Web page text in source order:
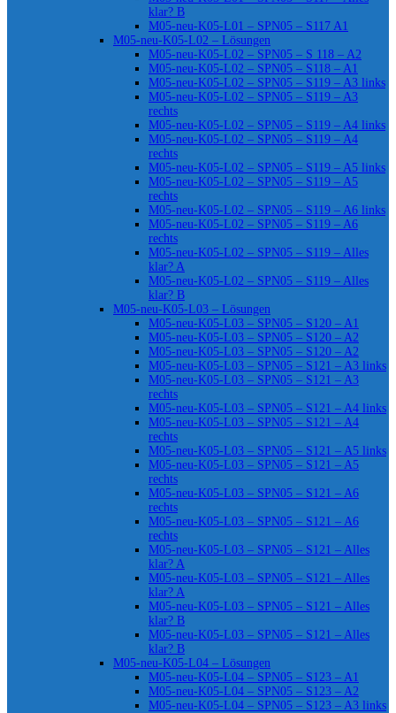
klar? B
M05-neu-K05-L01 – SPN05 – S117 A1
M05-neu-K05-L02 – Lösungen
M05-neu-K05-L02 – SPN05 – S 118 – A2
M05-neu-K05-L02 – SPN05 – S118 – A1
M05-neu-K05-L02 – SPN05 – S119 – A3 links
M05-neu-K05-L02 – SPN05 – S119 – A3
rechts
M05-neu-K05-L02 – SPN05 – S119 – A4 links
M05-neu-K05-L02 – SPN05 – S119 – A4
rechts
M05-neu-K05-L02 – SPN05 – S119 – A5 links
M05-neu-K05-L02 – SPN05 – S119 – A5
rechts
M05-neu-K05-L02 – SPN05 – S119 – A6 links
M05-neu-K05-L02 – SPN05 – S119 – A6
rechts
M05-neu-K05-L02 – SPN05 – S119 – Alles
klar? A
M05-neu-K05-L02 – SPN05 – S119 – Alles
klar? B
M05-neu-K05-L03 – Lösungen
M05-neu-K05-L03 – SPN05 – S120 – A1
M05-neu-K05-L03 – SPN05 – S120 – A2
M05-neu-K05-L03 – SPN05 – S120 – A2
M05-neu-K05-L03 – SPN05 – S121 – A3 links
M05-neu-K05-L03 – SPN05 – S121 – A3
rechts
M05-neu-K05-L03 – SPN05 – S121 – A4 links
M05-neu-K05-L03 – SPN05 – S121 – A4
rechts
M05-neu-K05-L03 – SPN05 – S121 – A5 links
M05-neu-K05-L03 – SPN05 – S121 – A5
rechts
M05-neu-K05-L03 – SPN05 – S121 – A6
rechts
M05-neu-K05-L03 – SPN05 – S121 – A6
rechts
M05-neu-K05-L03 – SPN05 – S121 – Alles
klar? A
M05-neu-K05-L03 – SPN05 – S121 – Alles
klar? A
M05-neu-K05-L03 – SPN05 – S121 – Alles
klar? B
M05-neu-K05-L03 – SPN05 – S121 – Alles
klar? B
M05-neu-K05-L04 – Lösungen
M05-neu-K05-L04 – SPN05 – S123 – A1
M05-neu-K05-L04 – SPN05 – S123 – A2
M05-neu-K05-L04 – SPN05 – S123 – A3 links